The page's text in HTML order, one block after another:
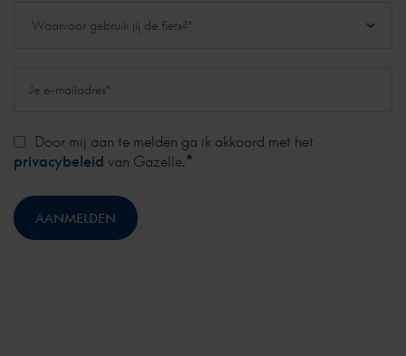
Door mij aan te melden ga ik akkoord met het
privacybeleid van Gazelle.*